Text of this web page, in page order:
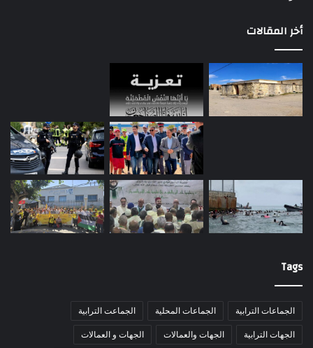
أخر المقالات
Tags
الجماعات الترابية الجماعات المحلية الجماعت الترابية
الجهات الترابية الجهات والعمالات الجهات و العمالات